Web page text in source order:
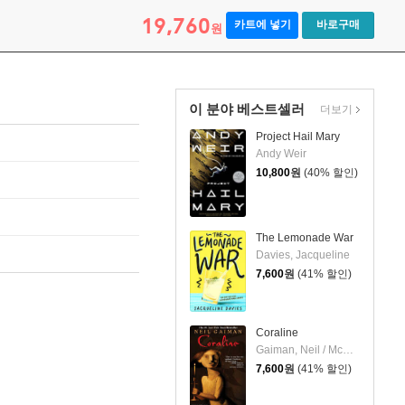
19,760원 카트에 넣기 바로구매
이 분야 베스트셀러
Project Hail Mary
Andy Weir
10,800원 (40% 할인)
The Lemonade War
Davies, Jacqueline
7,600원 (41% 할인)
Coraline
7,600원 (41% 할인)
더보기